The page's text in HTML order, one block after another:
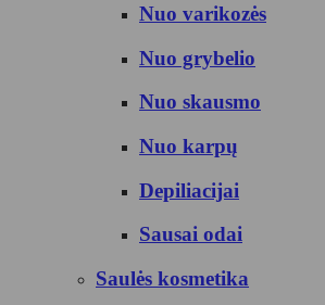
Nuo varikozės
Nuo grybelio
Nuo skausmo
Nuo karpų
Depiliacijai
Sausai odai
Saulės kosmetika